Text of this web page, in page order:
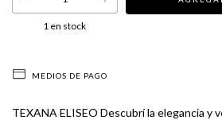
1 en stock
MEDIOS DE PAGO
TEXANA ELISEO Descubrí la elegancia y